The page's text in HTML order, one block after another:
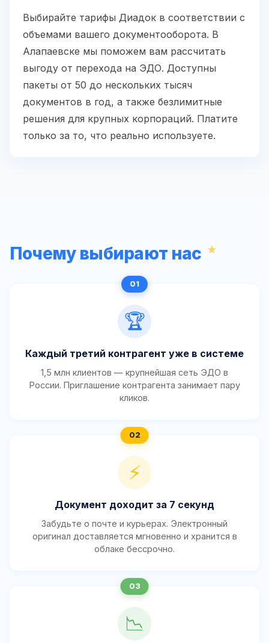
Выбирайте тарифы Диадок в соответствии с
объемами вашего документооборота. В
Алапаевске мы поможем вам рассчитать
выгоду от перехода на ЭДО. Доступны
пакеты от 50 до нескольких тысяч
документов в год, а также безлимитные
решения для крупных корпораций. Платите
только за то, что реально используете.
Почему выбирают нас
🏆
Каждый третий контрагент уже в системе
1,5 млн клиентов — крупнейшая сеть ЭДО в
России. Приглашение контрагента занимает пару
кликов.
⚡
Документ доходит за 7 секунд
Забудьте о почте и курьерах. Электронный
оригинал доставляется мгновенно и хранится в
облаке бессрочно.
📉